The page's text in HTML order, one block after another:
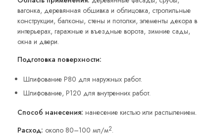
вагонка, деревянная обшивка и облицовка, стропильные
конструкции, балконы, стены и потолки, элементы декора в
интерьерах, гаражные и въездные ворота, зимние сады,
окна и двери.
Подготовка поверхности:
Шлифование Р80 для наружных работ.
Шлифование, Р120 для внутренних работ.
Способ нанесения: нанесение кистью или распылением.
Расход: около 80–100 мл/м2.